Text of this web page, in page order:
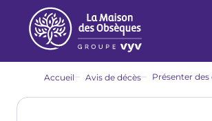
contenu
principal
d'Ariane
Accueil Avis de décès Présenter